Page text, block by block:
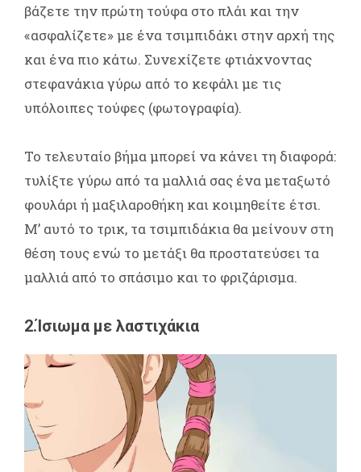
βάζετε την πρώτη τούφα στο πλάι και την
«ασφαλίζετε» με ένα τσιμπιδάκι στην αρχή της
και ένα πιο κάτω. Συνεχίζετε φτιάχνοντας
στεφανάκια γύρω από το κεφάλι με τις
υπόλοιπες τούφες (φωτογραφία).
Το τελευταίο βήμα μπορεί να κάνει τη διαφορά:
τυλίξτε γύρω από τα μαλλιά σας ένα μεταξωτό
φουλάρι ή μαξιλαροθήκη και κοιμηθείτε έτσι.
Μ’ αυτό το τρικ, τα τσιμπιδάκια θα μείνουν στη
θέση τους ενώ το μετάξι θα προστατεύσει τα
μαλλιά από το σπάσιμο και το φριζάρισμα.
2.Ίσιωμα με λαστιχάκια